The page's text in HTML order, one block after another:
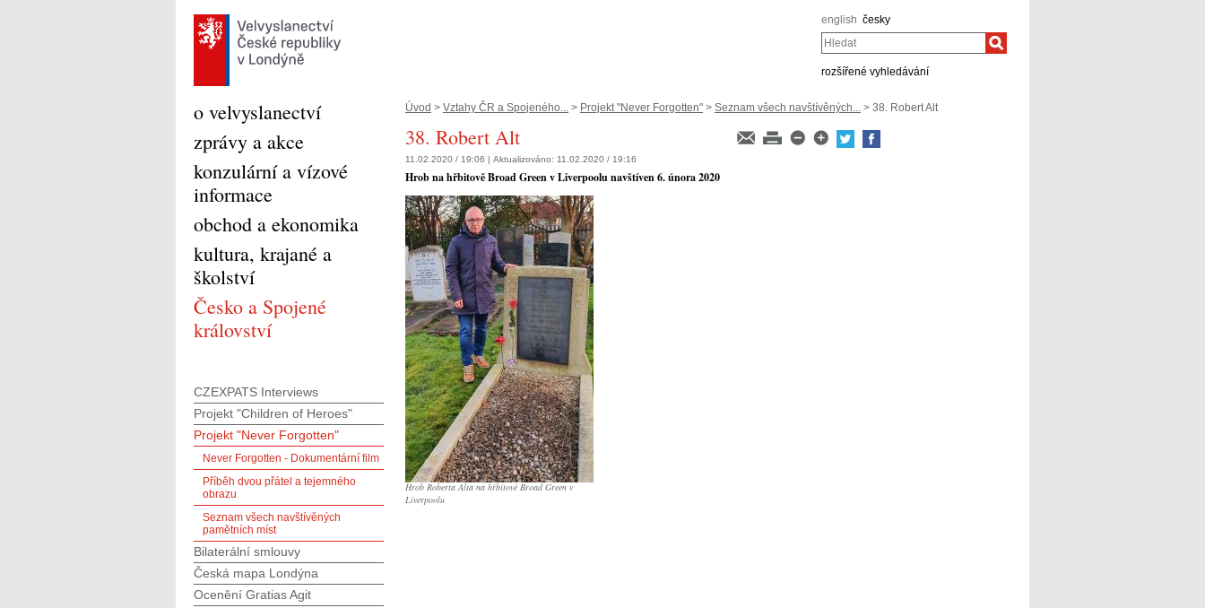
english česky
Hledat
rozšířené vyhledávání
Úvod > Vztahy ČR a Spojeného... > Projekt "Never Forgotten" > Seznam všech navštívěných... > 38. Robert Alt
38. Robert Alt
11.02.2020 / 19:06 | Aktualizováno: 11.02.2020 / 19:16
Hrob na hřbitově Broad Green v Liverpoolu navštíven 6. února 2020
Hrob Roberta Alta na hřbitově Broad Green v
Liverpoolu
o velvyslanectví
zprávy a akce
konzulární a vízové
informace
obchod a ekonomika
kultura, krajané a
školství
Česko a Spojené
království
CZEXPATS Interviews
Projekt "Children of Heroes"
Projekt "Never Forgotten"
Never Forgotten - Dokumentární film
Příběh dvou přátel a tejemného
obrazu
Seznam všech navštívěných
pamětních míst
Bilaterální smlouvy
Česká mapa Londýna
Ocenění Gratias Agit